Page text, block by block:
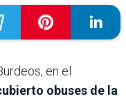
en el
obuses de la